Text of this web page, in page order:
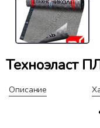
Техноэласт
Описание